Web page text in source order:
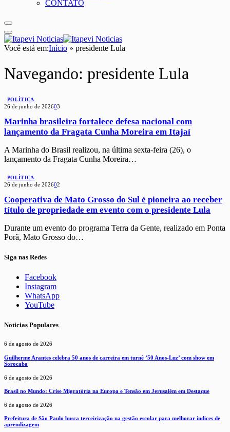
CONTATO
Você está em:Início » presidente Lula
Navegando: presidente Lula
POLÍTICA
26 de junho de 202603
Marinha brasileira fortalece defesa nacional com
lançamento da Fragata Cunha Moreira em Itajaí
A Marinha do Brasil realizou, na última sexta-feira (26), o
lançamento da Fragata Cunha Moreira…
POLÍTICA
26 de junho de 202602
Cooperativa de Mato Grosso do Sul é pioneira ao receber
título de propriedade em evento com o presidente Lula
Durante um evento do programa Terra da Gente, realizado em Ponta
Porã, Mato Grosso do…
Siga nas Redes
Facebook
Instagram
WhatsApp
YouTube
Noticias Populares
6 de agosto de 2026
Guilherme Arantes celebra 50 anos de carreira em turnê ’50 Anos-Luz’ com show em
Sorocaba
6 de agosto de 2026
Brasil no Mundo: Crise Migratória na Europa e Tensão em Jerusalém em Destaque
6 de agosto de 2026
Prefeitura de São Paulo busca terceirização na gestão escolar para melhorar índices de
aprendizagem